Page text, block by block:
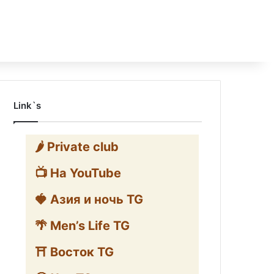
Link`s
🌶️ Private club
📺 На YouTube
🍓 Азия и ночь TG
🌴 Men’s Life TG
⛩️ Восток TG